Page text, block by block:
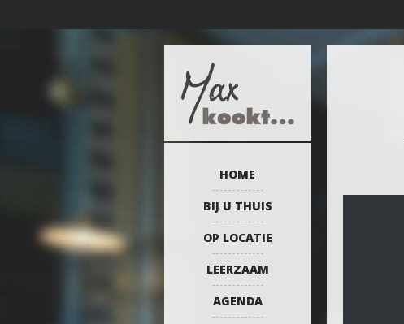
HOME
BIJ U THUIS
OP LOCATIE
LEERZAAM
AGENDA